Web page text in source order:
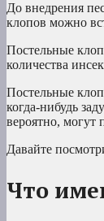
До внедрения
клопов можно
Постельные
количества
Постельные
когда-нибудь
вероятно, могут
Давайте
Что